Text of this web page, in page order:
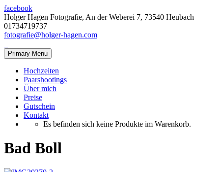
facebook
Holger Hagen Fotografie, An der Weberei 7, 73540 Heubach
01734719737
fotografie@holger-hagen.com
Primary Menu
Hochzeiten
Paarshootings
Über mich
Preise
Gutschein
Kontakt
Es befinden sich keine Produkte im Warenkorb.
Bad Boll